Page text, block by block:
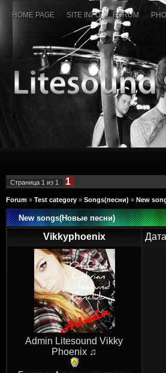
HOME PAGE SITE INFO FORUM
Страница 1 из 1 1
Forum » Test category » Songs(песни) » New
New songs(Новые песни)
Vikkyphoenix
Admin Litesound Vikky
Phoenix ♫